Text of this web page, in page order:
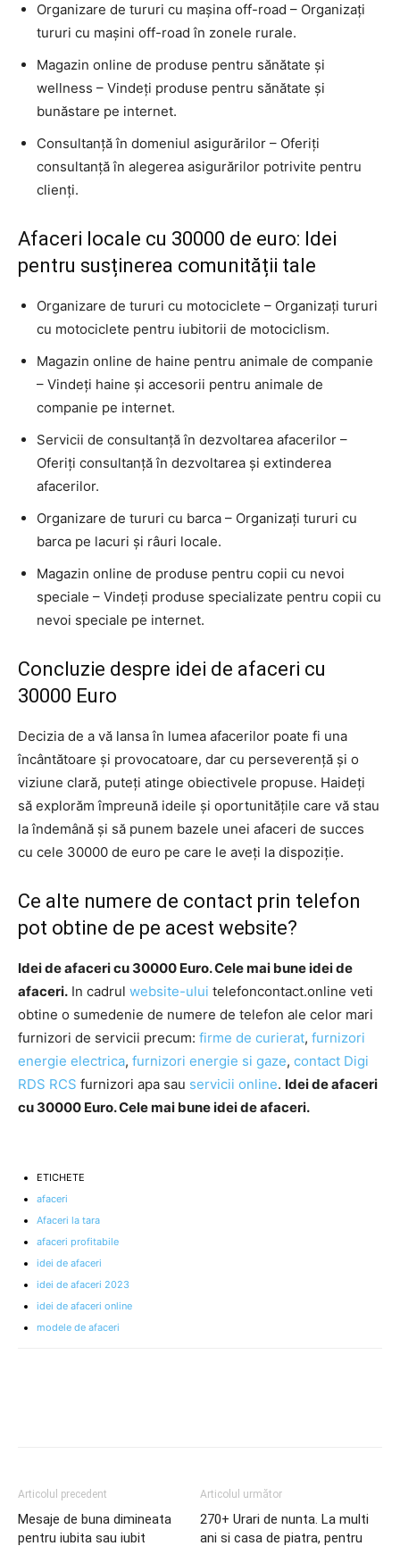
Organizare de tururi cu mașina off-road – Organizați
tururi cu mașini off-road în zonele rurale.
Magazin online de produse pentru sănătate și
wellness – Vindeți produse pentru sănătate și
bunăstare pe internet.
Consultanță în domeniul asigurărilor – Oferiți
consultanță în alegerea asigurărilor potrivite pentru
clienți.
Afaceri locale cu 30000 de euro: Idei
pentru susținerea comunității tale
Organizare de tururi cu motociclete – Organizați tururi
cu motociclete pentru iubitorii de motociclism.
Magazin online de haine pentru animale de companie
– Vindeți haine și accesorii pentru animale de
companie pe internet.
Servicii de consultanță în dezvoltarea afacerilor –
Oferiți consultanță în dezvoltarea și extinderea
afacerilor.
Organizare de tururi cu barca – Organizați tururi cu
barca pe lacuri și râuri locale.
Magazin online de produse pentru copii cu nevoi
speciale – Vindeți produse specializate pentru copii cu
nevoi speciale pe internet.
Concluzie despre idei de afaceri cu
30000 Euro
Decizia de a vă lansa în lumea afacerilor poate fi una
încântătoare și provocatoare, dar cu perseverență și o
viziune clară, puteți atinge obiectivele propuse. Haideți
să explorăm împreună ideile și oportunitățile care vă stau
la îndemână și să punem bazele unei afaceri de succes
cu cele 30000 de euro pe care le aveți la dispoziție.
Ce alte numere de contact prin telefon
pot obtine de pe acest website?
Idei de afaceri cu 30000 Euro. Cele mai bune idei de
afaceri. In cadrul website-ului telefoncontact.online veti
obtine o sumedenie de numere de telefon ale celor mari
furnizori de servicii precum: firme de curierat, furnizori
energie electrica, furnizori energie si gaze, contact Digi
RDS RCS furnizori apa sau servicii online. Idei de afaceri
cu 30000 Euro. Cele mai bune idei de afaceri.
ETICHETE
afaceri
Afaceri la tara
afaceri profitabile
idei de afaceri
idei de afaceri 2023
idei de afaceri online
modele de afaceri
Articolul precedent
Mesaje de buna dimineata
pentru iubita sau iubit
Articolul următor
270+ Urari de nunta. La multi
ani si casa de piatra, pentru